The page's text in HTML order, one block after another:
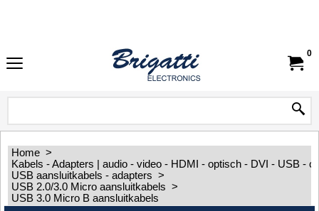
0
Home >
Kabels - Adapters | audio - video - HDMI - optisch - DVI - USB -
USB aansluitkabels - adapters >
USB 2.0/3.0 Micro aansluitkabels >
USB 3.0 Micro B aansluitkabels